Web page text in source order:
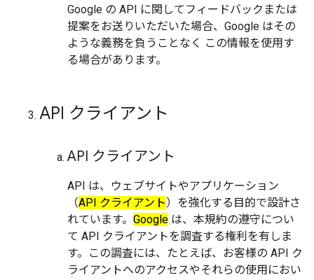
Google の API に関してフィードバックまたは
提案をお送りいただいた場合、Google はその
ような義務を負うことなく この情報を使用す
る場合があります。
API クライアント
API クライアント
API は、ウェブサイトやアプリケーション
（API クライアント）を強化する目的で設計さ
れています。 Google は、本規約の遵守につい
て API クライアントを調査する権利を有しま
す。この調査には、たとえば、お客様の API ク
ライアントへのアクセスやそれらの使用におい